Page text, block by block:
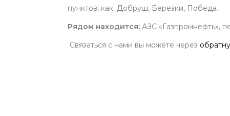
пунктов, как: Добруш, Березки, Победа.
Рядом находится: АЗС «Газпромнефть»,
Связаться с нами вы можете через